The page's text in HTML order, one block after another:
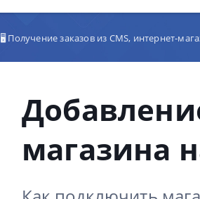
🖥️ Получение заказов из CMS, интернет-
магазина